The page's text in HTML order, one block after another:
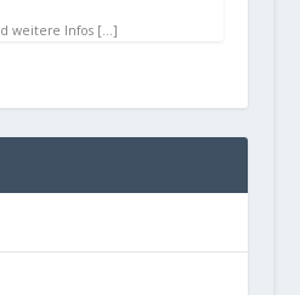
weitere Infos […]